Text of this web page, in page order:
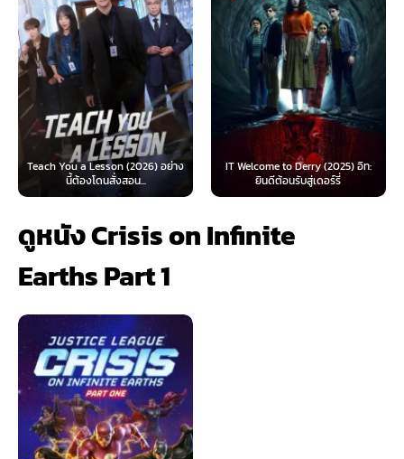
Lesson (2026) อย่าง
IT Welcome to Derry (2025) อิท:
ยินดีต้อนรับสู่เดอร์รี่
Beyond
ดูหนัง Crisis on Infinite
Earths Part 1